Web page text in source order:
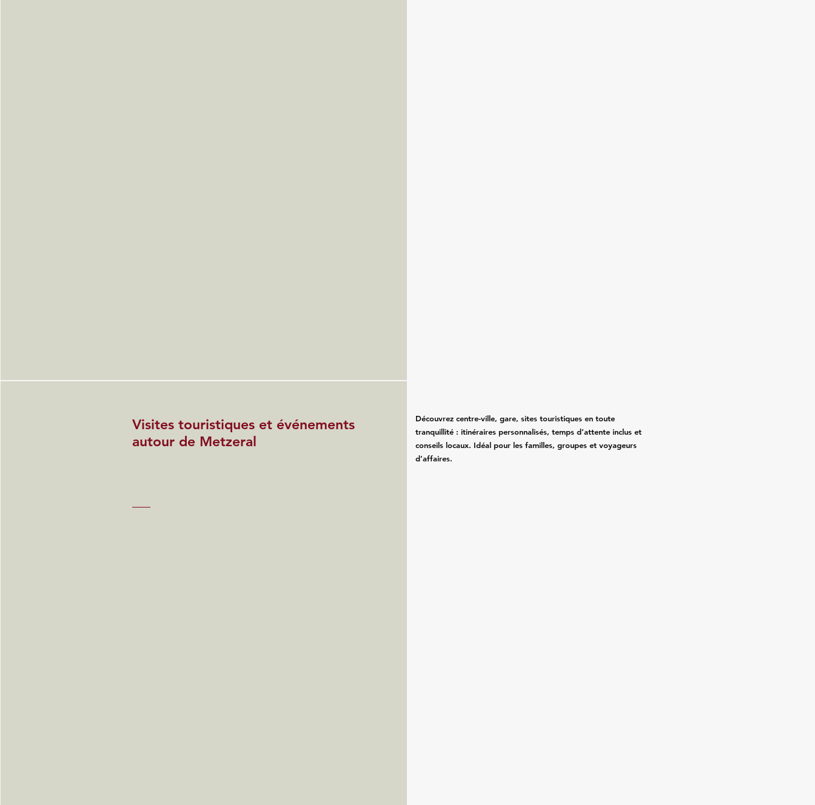
Visites touristiques et événements
autour de Metzeral
Découvrez centre-ville, gare, sites touristiques en toute
tranquillité : itinéraires personnalisés, temps d’attente inclus et
conseils locaux. Idéal pour les familles, groupes et voyageurs
d’affaires.